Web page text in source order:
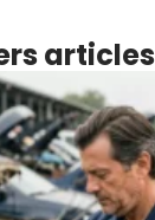
articles